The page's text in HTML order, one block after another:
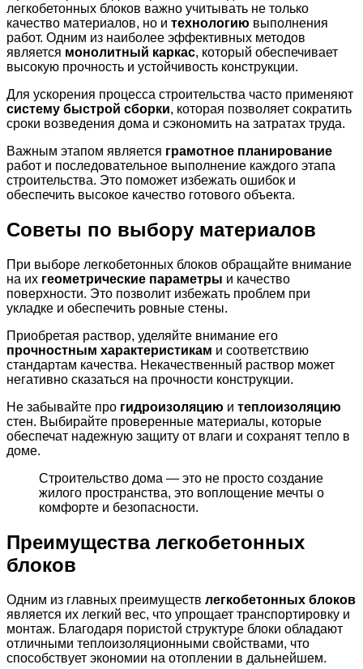
легкобетонных блоков важно учитывать не только
качество материалов, но и технологию выполнения
работ. Одним из наиболее эффективных методов
является монолитный каркас, который обеспечивает
высокую прочность и устойчивость конструкции.
Для ускорения процесса строительства часто применяют
систему быстрой сборки, которая позволяет сократить
сроки возведения дома и сэкономить на затратах труда.
Важным этапом является грамотное планирование
работ и последовательное выполнение каждого этапа
строительства. Это поможет избежать ошибок и
обеспечить высокое качество готового объекта.
Советы по выбору материалов
При выборе легкобетонных блоков обращайте внимание
на их геометрические параметры и качество
поверхности. Это позволит избежать проблем при
укладке и обеспечить ровные стены.
Приобретая раствор, уделяйте внимание его
прочностным характеристикам и соответствию
стандартам качества. Некачественный раствор может
негативно сказаться на прочности конструкции.
Не забывайте про гидроизоляцию и теплоизоляцию
стен. Выбирайте проверенные материалы, которые
обеспечат надежную защиту от влаги и сохранят тепло в
доме.
Строительство дома — это не просто создание
жилого пространства, это воплощение мечты о
комфорте и безопасности.
Преимущества легкобетонных
блоков
Одним из главных преимуществ легкобетонных блоков
является их легкий вес, что упрощает транспортировку и
монтаж. Благодаря пористой структуре блоки обладают
отличными теплоизоляционными свойствами, что
способствует экономии на отоплении в дальнейшем.